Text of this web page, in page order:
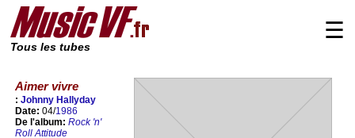
Tous les tubes
☰
Aimer vivre
: Johnny Hallyday
Date: 04/1986
De l'album: Rock 'n'
Roll Attitude